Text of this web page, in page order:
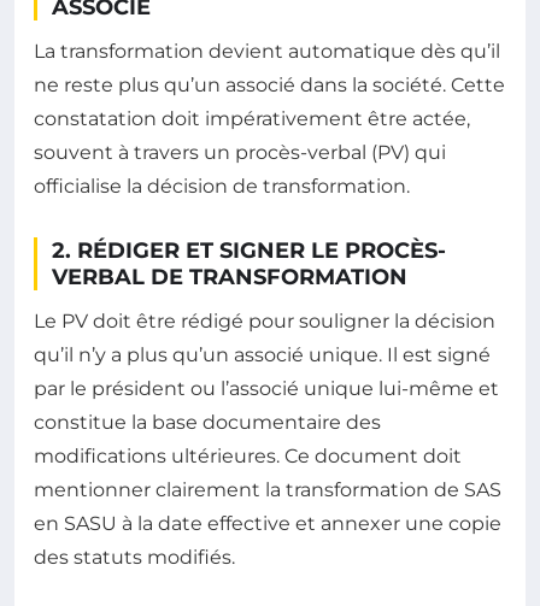
ASSOCIÉ
La transformation devient automatique dès qu’il
ne reste plus qu’un associé dans la société. Cette
constatation doit impérativement être actée,
souvent à travers un procès-verbal (PV) qui
officialise la décision de transformation.
2. RÉDIGER ET SIGNER LE PROCÈS-
VERBAL DE TRANSFORMATION
Le PV doit être rédigé pour souligner la décision
qu’il n’y a plus qu’un associé unique. Il est signé
par le président ou l’associé unique lui-même et
constitue la base documentaire des
modifications ultérieures. Ce document doit
mentionner clairement la transformation de SAS
en SASU à la date effective et annexer une copie
des statuts modifiés.